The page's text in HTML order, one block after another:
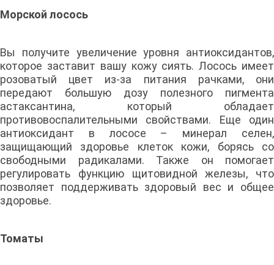
Морской лосось
Вы получите увеличение уровня антиоксидантов,
которое заставит вашу кожу сиять. Лосось имеет
розоватый цвет из-за питания рачками, они
передают большую дозу полезного пигмента
астаксантина, который обладает
противовоспалительными свойствами. Еще один
антиоксидант в лососе – минерал селен,
защищающий здоровье клеток кожи, борясь со
свободными радикалами. Также он помогает
регулировать функцию щитовидной железы, что
позволяет поддерживать здоровый вес и общее
здоровье.
Томаты